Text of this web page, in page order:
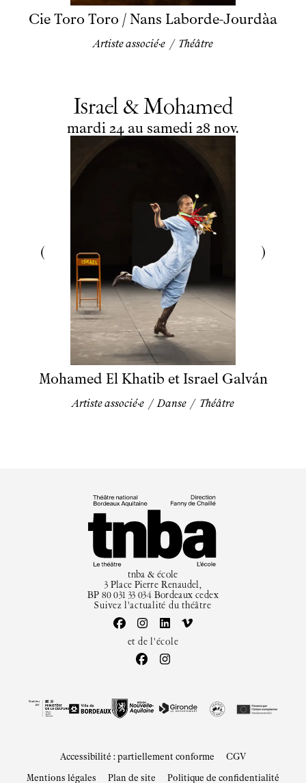
Cie Toro Toro / Nans Laborde-Jourdàa
Artiste associé·e / Théâtre
Israel & Mohamed
du
mardi
mardi 24 au au
samedi
samedi 28 novembre
nov.
Mohamed El Khatib et Israel Galván
Artiste associé·e / Danse / Théâtre
tnba & école
3 Place Pierre Renaudel,
BP 80 031 33 034 Bordeaux cedex
Suivez l'actualité du théâtre
et de l'école
Accessibilité : partiellement conforme CGV
Mentions légales Plan de site Politique de confidentialité